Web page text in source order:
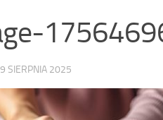
SIERPNIA 2025